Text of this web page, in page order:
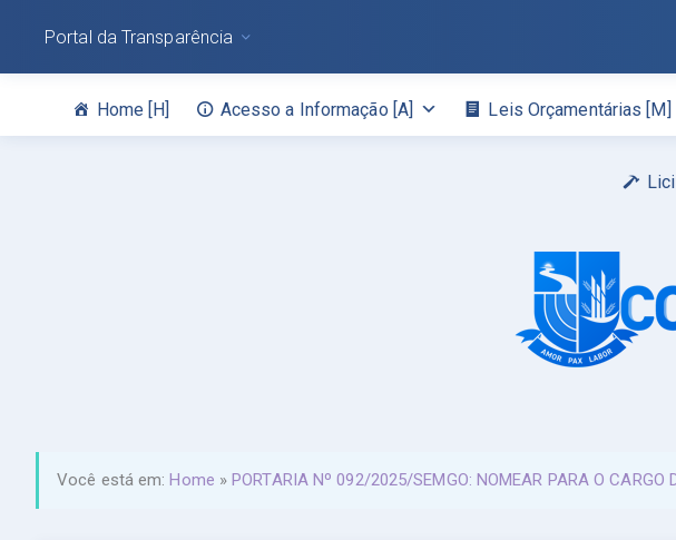
Home [H] Acesso a Informação [A] Leis Orçamentárias [M]
Portal da Transparência
Você está em:Home »PORTARIA Nº 092/2025/SEMGO: NOMEAR PARA O CARGO